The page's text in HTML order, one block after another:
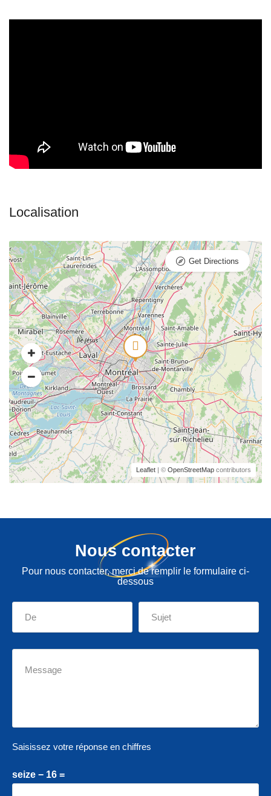
Leaflet | © OpenStreetMap contributors
Get Directions
Nous contacter
Pour nous contacter, merci de remplir le formulaire ci-
dessous
Saisissez votre réponse en chiffres
seize − 16 =